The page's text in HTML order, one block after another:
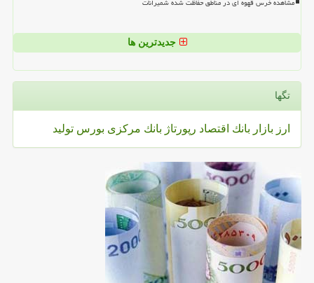
مشاهده خرس قهوه ای در مناطق حفاظت شده شمیرانات
جدیدترین ها
تگها
ارز بازار بانك اقتصاد رپورتاژ بانك مركزی بورس تولید